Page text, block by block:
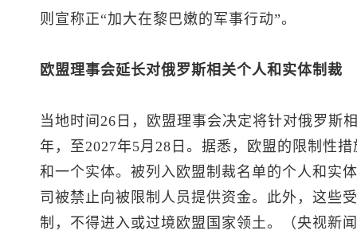
则宣称正“加大在黎巴嫩的军事行动”。
欧盟理事会延长对俄罗斯相关个人和实体制裁
当地时间26日，欧盟理事会决定将针对俄罗斯
年，至2027年5月28日。据悉，欧盟的限制性
和一个实体。被列入欧盟制裁名单的个人和实
司被禁止向被限制人员提供资金。此外，这些
制，不得进入或过境欧盟国家领土。（央视新